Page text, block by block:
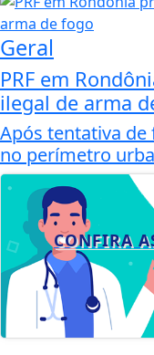
Geral
PRF em
ilegal de arma
Após tentativa
no perímetro
CONFIRA